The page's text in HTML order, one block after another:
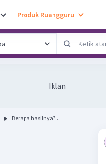
Produk Ruangguru
Iklan
Berapa hasilnya?...